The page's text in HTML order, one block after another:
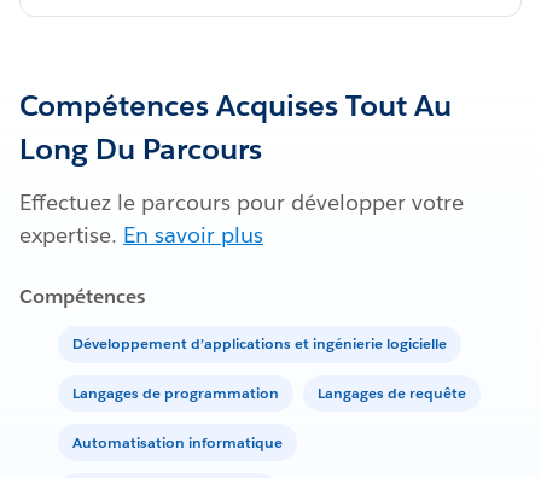
Compétences Acquises Tout Au
Long Du Parcours
Effectuez le parcours pour développer votre
expertise. En savoir plus
Compétences
Développement d’applications et ingénierie logicielle
Langages de programmation Langages de requête
Automatisation informatique